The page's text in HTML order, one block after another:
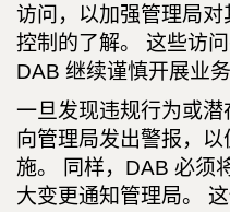
访问，以加强管理局
控制的了解。 这些访
DAB 继续谨慎开展业
一旦发现违规行为或
向管理局发出警报，
施。 同样，DAB 必须
大变更通知管理局。